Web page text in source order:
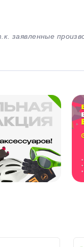
заявленные